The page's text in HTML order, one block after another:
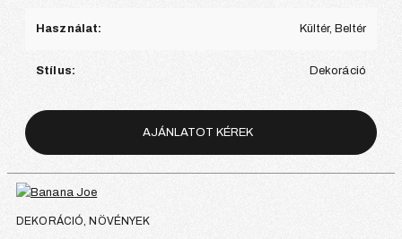
Használat: Kültér, Beltér
Stílus: Dekoráció
AJÁNLATOT KÉREK
DEKORÁCIÓ, NÖVÉNYEK